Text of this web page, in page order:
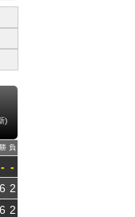
)
勝 負
- -
6 2
6 2